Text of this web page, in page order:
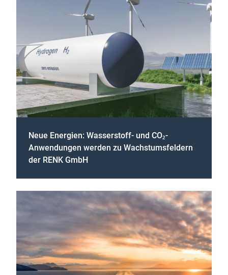
Neue Energien: Wasserstoff- und CO₂-
Anwendungen werden zu Wachstumsfeldern
der RENK GmbH